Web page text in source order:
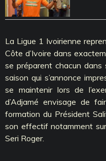
La Ligue 1 Ivoirienne
Côte d’Ivoire dans
se préparent chacun
saison qui s’annonce
se maintenir lors de
d’Adjamé envisage de
formation du Président
son effectif notamment
Seri Roger.